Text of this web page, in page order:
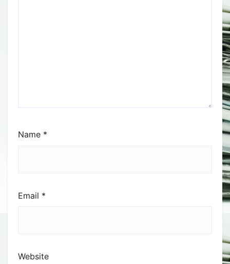
Name *
Email *
Website